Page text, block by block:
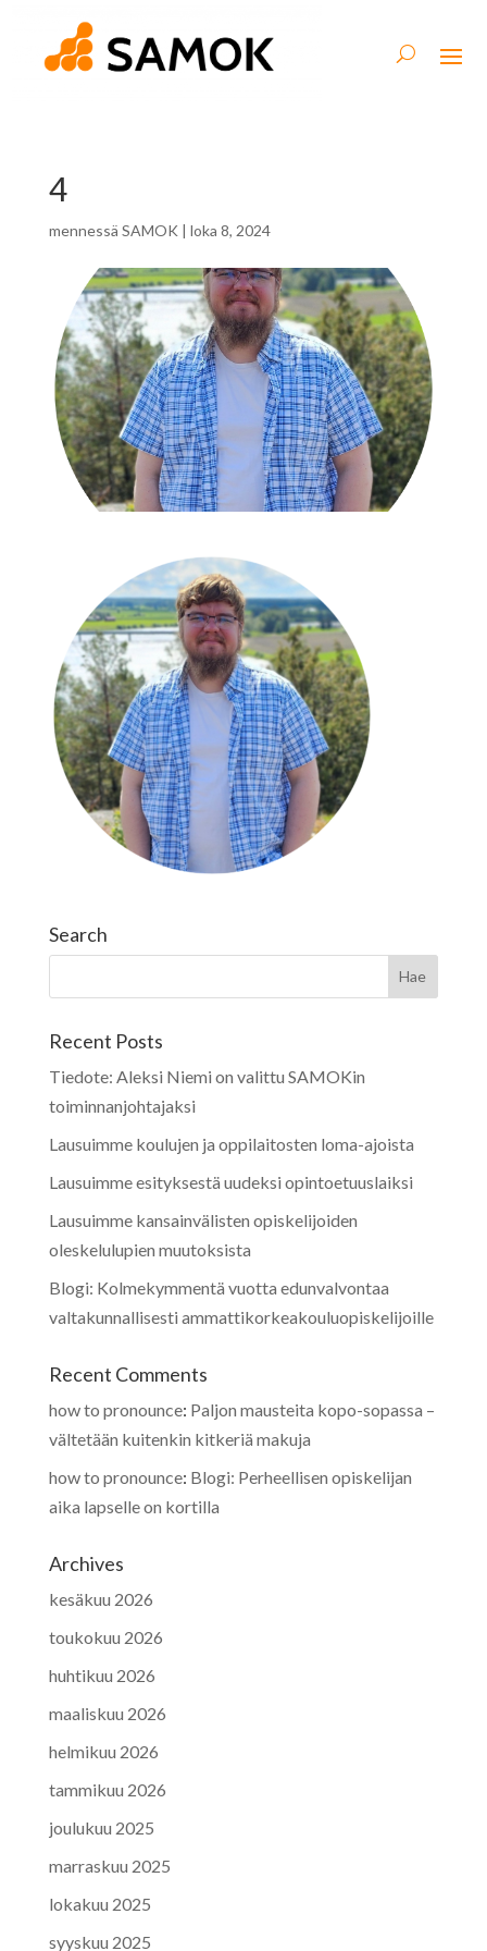
4
mennessä SAMOK | loka 8, 2024
Search
Recent Posts
Tiedote: Aleksi Niemi on valittu SAMOKin
toiminnanjohtajaksi
Lausuimme koulujen ja oppilaitosten loma-ajoista
Lausuimme esityksestä uudeksi opintoetuuslaiksi
Lausuimme kansainvälisten opiskelijoiden
oleskelulupien muutoksista
Blogi: Kolmekymmentä vuotta edunvalvontaa
valtakunnallisesti ammattikorkeakouluopiskelijoille
Recent Comments
how to pronounce: Paljon mausteita kopo-sopassa –
vältetään kuitenkin kitkeriä makuja
how to pronounce: Blogi: Perheellisen opiskelijan
aika lapselle on kortilla
Archives
kesäkuu 2026
toukokuu 2026
huhtikuu 2026
maaliskuu 2026
helmikuu 2026
tammikuu 2026
joulukuu 2025
marraskuu 2025
lokakuu 2025
syyskuu 2025